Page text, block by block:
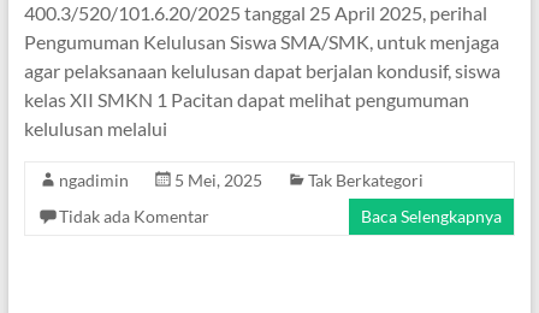
400.3/520/101.6.20/2025 tanggal 25 April 2025, perihal
Pengumuman Kelulusan Siswa SMA/SMK, untuk menjaga
agar pelaksanaan kelulusan dapat berjalan kondusif, siswa
kelas XII SMKN 1 Pacitan dapat melihat pengumuman
kelulusan melalui
ngadimin 5 Mei, 2025
Tak Berkategori
Tidak ada Komentar
Baca Selengkapnya